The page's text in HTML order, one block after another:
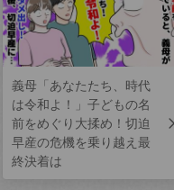
義母「あなたたち、時代
は令和よ！」子どもの名
前をめぐり大揉め！切迫
早産の危機を乗り越え最
終決着は